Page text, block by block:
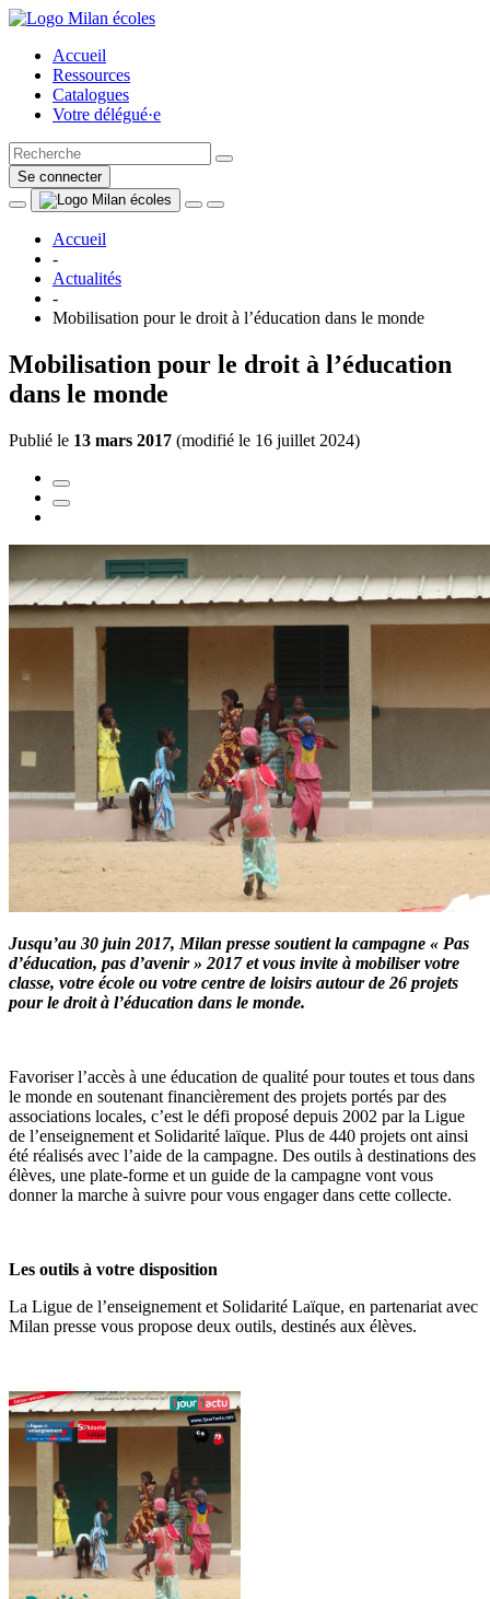
Accueil
Ressources
Catalogues
Votre délégué·e
Se connecter
Accueil
-
Actualités
-
Mobilisation pour le droit à l’éducation dans le monde
Mobilisation pour le droit à l’éducation
dans le monde
Publié le 13 mars 2017 (modifié le 16 juillet 2024)
Jusqu’au 30 juin 2017, Milan presse soutient la campagne « Pas
d’éducation, pas d’avenir » 2017 et vous invite à mobiliser votre
classe, votre école ou votre centre de loisirs autour de 26 projets
pour le droit à l’éducation dans le monde.
Favoriser l’accès à une éducation de qualité pour toutes et tous dans
le monde en soutenant financièrement des projets portés par des
associations locales, c’est le défi proposé depuis 2002 par la Ligue
de l’enseignement et Solidarité laïque. Plus de 440 projets ont ainsi
été réalisés avec l’aide de la campagne. Des outils à destinations des
élèves, une plate-forme et un guide de la campagne vont vous
donner la marche à suivre pour vous engager dans cette collecte.
Les outils à votre disposition
La Ligue de l’enseignement et Solidarité Laïque, en partenariat avec
Milan presse vous propose deux outils, destinés aux élèves.